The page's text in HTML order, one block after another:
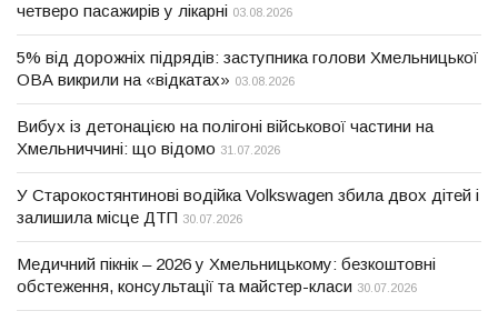
четверо пасажирів у лікарні 03.08.2026
5% від дорожніх підрядів: заступника голови Хмельницької
ОВА викрили на «відкатах» 03.08.2026
Вибух із детонацією на полігоні військової частини на
Хмельниччині: що відомо 31.07.2026
У Старокостянтинові водійка Volkswagen збила двох дітей і
залишила місце ДТП 30.07.2026
Медичний пікнік – 2026 у Хмельницькому: безкоштовні
обстеження, консультації та майстер-класи 30.07.2026